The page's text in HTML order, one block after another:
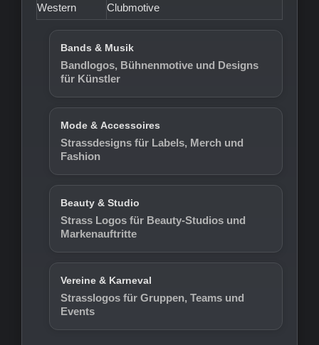
Western
Clubmotive
Bands & Musik
Bandlogos, Bühnenmotive und Designs
für Künstler
Mode & Accessoires
Strassdesigns für Labels, Merch und
Fashion
Beauty & Studio
Strass Logos für Beauty-Studios und
Markenauftritte
Vereine & Karneval
Strasslogos für Gruppen, Teams und
Events